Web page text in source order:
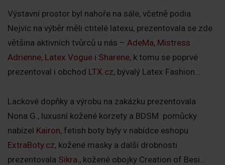
Výstavní prostor byl nahoře na sále, včetně podia.
Nejvíc na výběr měli ctitelé latexu, prezentovala se zde
většina aktivních tvůrců u nás – AdeMa, Mistress
Adrienne, Latex Vogue i Sharene, k tomu se poprvé
prezentoval i obchod LTX.cz, bývalý Latex Fashion…
Lackové dopňky a výrobu na zakázku prezentovala
Nona G., luxusní kožené korzety a BDSM pomůcky
nabízel Kairon, fetish boty byly v nabídce eshopu
ExtraBoty.cz, kožené masky a další drobnosti
prezentovala Sikra ., kožené obojky Creation of Besi…